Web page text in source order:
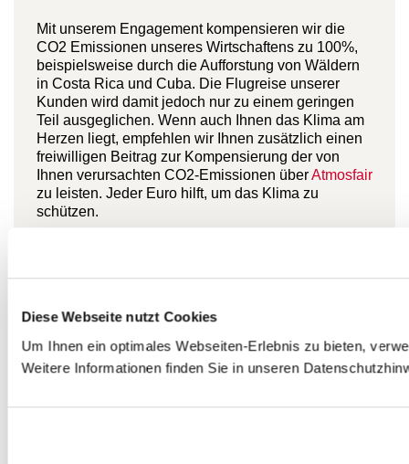
Diese Webseite nutzt Cookies
Um Ihnen ein optimales Webseiten-Erlebnis zu bieten,
Weitere Informationen finden Sie in unseren
Mit unserem Engagement kompensieren wir die
CO2 Emissionen unseres Wirtschaftens zu 100%,
beispielsweise durch die Aufforstung von Wäldern
in Costa Rica und Cuba. Die Flugreise unserer
Kunden wird damit jedoch nur zu einem geringen
Teil ausgeglichen. Wenn auch Ihnen das Klima am
Herzen liegt, empfehlen wir Ihnen zusätzlich einen
freiwilligen Beitrag zur Kompensierung der von
Ihnen verursachten CO2-Emissionen überAtmosfair
zu leisten. Jeder Euro hilft, um das Klima zu
schützen.
Allgemeine Reiseinformationen
zu Kuba